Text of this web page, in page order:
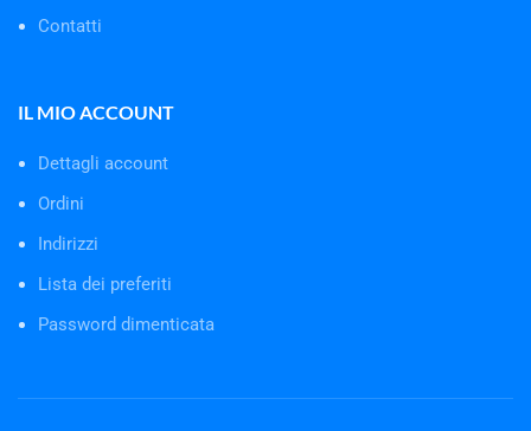
Contatti
IL MIO ACCOUNT
Dettagli account
Ordini
Indirizzi
Lista dei preferiti
Password dimenticata